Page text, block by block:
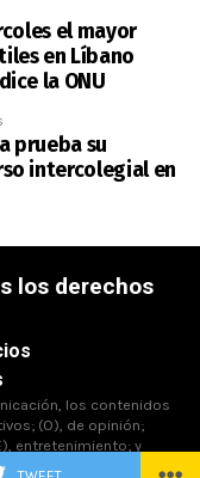
el mayor
en Líbano
la ONU
prueba su
intercolegial en
los derechos
los contenidos
(O), de opinión;
entretenimiento; y